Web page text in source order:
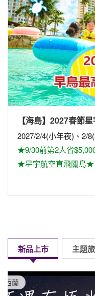
【海島】2027春節
2027/2/4(小年夜)、2/
★9/30前第2人省
★星宇航空直飛關島★
新品上市 主題